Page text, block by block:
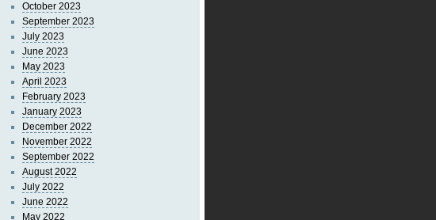
October 2023
September 2023
July 2023
June 2023
May 2023
April 2023
February 2023
January 2023
December 2022
November 2022
September 2022
August 2022
July 2022
June 2022
May 2022